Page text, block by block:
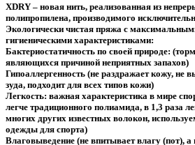
XDRY – новая нить, реализованная из
полипропилена, производимого
Экологически чистая пряжа с
гигиеническими характеристиками:
Бактериостатичность по своей природе:
являющихся причиной неприятных запахов)
Гипоаллергенность (не раздражает кожу, не
зуда, подходит для всех типов кожи)
Легкость: важная характеристика в мире
легче традиционного полиамида, в 1,3 раза
многих других известных волокон,
одежды для спорта)
Влаговыведение (не впитывает влагу (пот), а